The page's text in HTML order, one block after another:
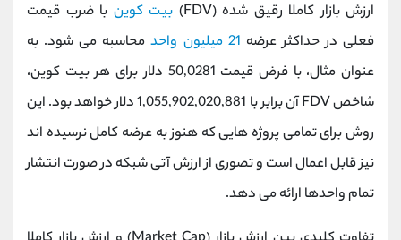
ارزش بازار کاملا رقیق‌ شده (FDV) بیت ‌کوین با ضرب قیمت
فعلی در حداکثر عرضه 21 میلیون واحد
محاسبه می ‌شود. به
عنوان مثال، با فرض قیمت 50,0281 دلار برای هر بیت‌ کوین،
شاخص FDV آن برابر با 1,055,902,020,881 دلار خواهد بود. این
روش برای تمامی پروژه ‌هایی که هنوز به عرضه کامل نرسیده ‌اند
نیز قابل اعمال است و تصوری از ارزش آتی شبکه در صورت انتشار
تمام واحدها ارائه می ‌دهد.